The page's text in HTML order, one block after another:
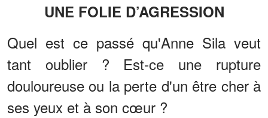
UNE FOLIE D’AGRESSION
Quel est ce passé qu'Anne Sila veut
tant oublier ? Est-ce une rupture
douloureuse ou la perte d'un être cher à
ses yeux et à son cœur ?